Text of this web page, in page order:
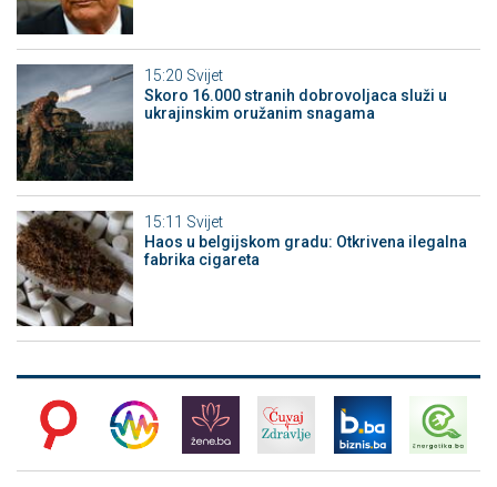
15:20 Svijet
Skoro 16.000 stranih dobrovoljaca služi u
ukrajinskim oružanim snagama
15:11 Svijet
Haos u belgijskom gradu: Otkrivena ilegalna
fabrika cigareta